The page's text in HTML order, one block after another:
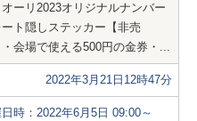
オーリ2023オリジナルナンバー
ート隠しステッカー【非売
会場で使える500円の金券・...
2022年3月21日12時47分
時：2022年6月5日 09:00～